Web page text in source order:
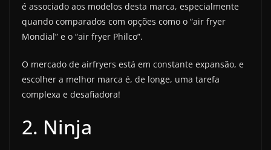
é associado aos modelos desta marca, especialmente
quando comparados com opções como o “air fryer
Mondial” e o “air fryer Philco”.
O mercado de airfryers está em constante expansão, e
escolher a melhor marca é, de longe, uma tarefa
complexa e desafiadora!
2. Ninja